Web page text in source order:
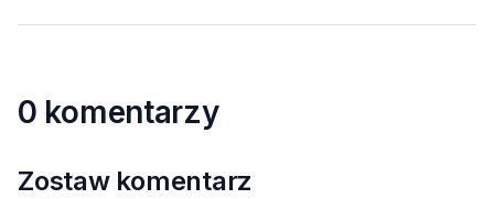
0 komentarzy
Zostaw komentarz